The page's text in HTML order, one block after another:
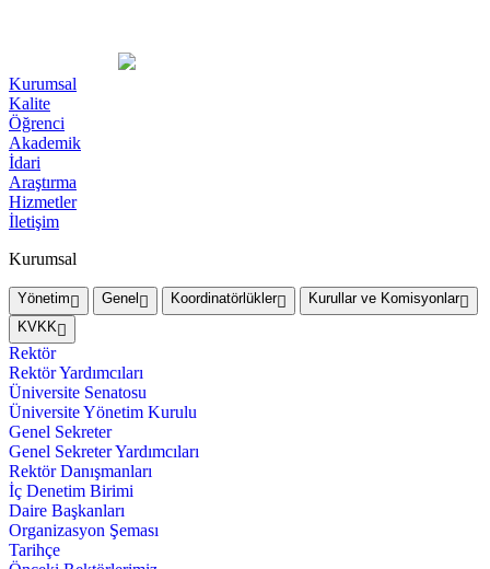
Kurumsal
Kalite
Öğrenci
Akademik
İdari
Araştırma
Hizmetler
İletişim
Kurumsal
Yönetim Genel Koordinatörlükler
Kurullar ve Komisyonlar
KVKK
Rektör
Rektör Yardımcıları
Üniversite Senatosu
Üniversite Yönetim Kurulu
Genel Sekreter
Genel Sekreter Yardımcıları
Rektör Danışmanları
İç Denetim Birimi
Daire Başkanları
Organizasyon Şeması
Tarihçe